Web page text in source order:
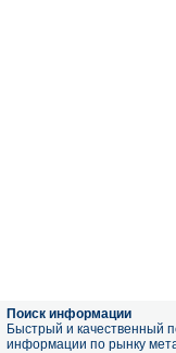
Поиск информации
Быстрый и качественный
информации по рынку